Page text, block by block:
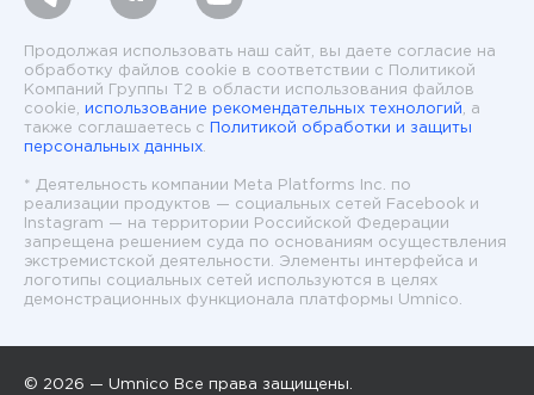
Продолжая использовать наш сайт, вы даете согласие на
обработку файлов cookie в соответствии с Политикой
Компаний Группы T2 в области использования файлов
cookie, использование рекомендательных технологий , а
также соглашаетесь с
Политикой обработки и защиты
персональных данных
* Деятельность компании Meta Platforms Inc. по
реализации продуктов — социальных сетей Facebook и
Instagram — на территории Российской Федерации
запрещена решением суда по основаниям осуществления
экстремистской деятельности. Элементы интерфейса и
логотипы социальных сетей используются в целях
демонстрационных функционала платформы Umnico.
© 2026 — Umnico Все права защищены.